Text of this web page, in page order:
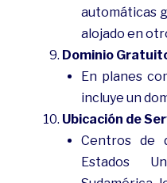
automáticas
alojado en
Dominio
En planes
incluye un
Ubicación de
Centros de
Estados